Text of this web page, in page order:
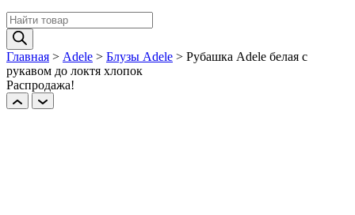
Поиск
товаров
Главная > Adele > Блузы Adele > Рубашка Adele белая c
рукавом до локтя хлопок
Распродажа!